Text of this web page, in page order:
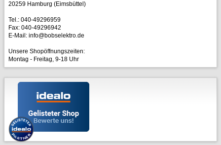
20259 Hamburg (Eimsbüttel)
Tel.: 040-49296959
Fax: 040-49296942
E-Mail: info@bobselektro.de
Unsere Shopöffnungszeiten:
Montag - Freitag, 9-18 Uhr